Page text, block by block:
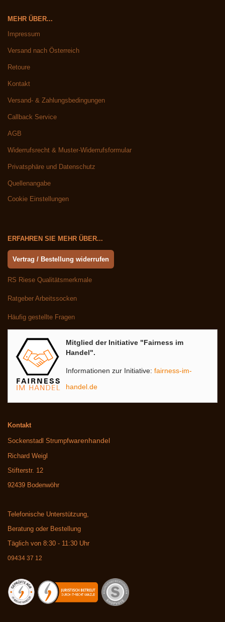
MEHR ÜBER...
Impressum
Versand nach Österreich
Retoure
Kontakt
Versand- & Zahlungsbedingungen
Callback Service
AGB
Widerrufsrecht & Muster-Widerrufsformular
Privatsphäre und Datenschutz
Quellenangabe
Cookie Einstellungen
ERFAHREN SIE MEHR ÜBER...
Vertrag / Bestellung widerrufen
RS Riese Qualitätsmerkmale
Ratgeber Arbeitssocken
Häufig gestellte Fragen
Mitglied der Initiative "Fairness im
Handel".
Informationen zur Initiative: fairness-im-
handel.de
Kontakt
Sockenstadl Strumpfwarenhandel
Richard Weigl
Stifterstr. 12
92439 Bodenwöhr
Telefonische Unterstützung,
Beratung oder Bestellung
Täglich von 8:30 - 11:30 Uhr
09434 37 12